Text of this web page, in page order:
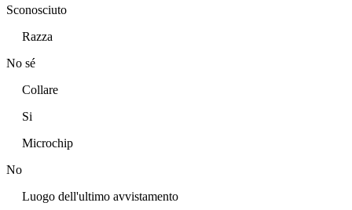
Sconosciuto
Razza
No sé
Collare
Si
Microchip
No
Luogo dell'ultimo avvistamento